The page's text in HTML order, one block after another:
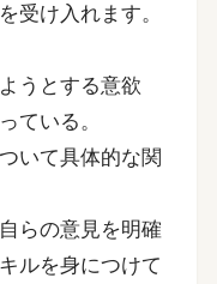
受け入れます。
うとする意欲
ている。
いて具体的な関
らの意見を明確
ルを身につけて